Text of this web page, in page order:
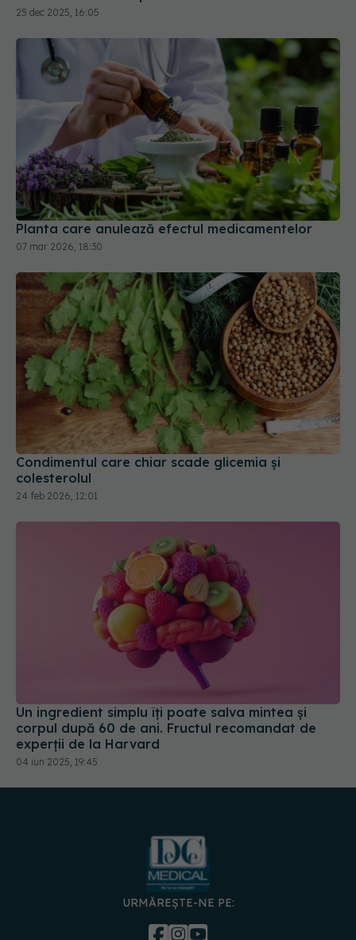
25 dec 2025, 16:05
Planta care anulează efectul medicamentelor
07 mar 2026, 18:30
Condimentul care chiar scade glicemia și
colesterolul
24 feb 2026, 12:01
Un ingredient simplu îți poate salva mintea și
corpul după 60 de ani. Fructul recomandat de
experții de la Harvard
04 iun 2025, 19:45
URMĂREȘTE-NE PE: